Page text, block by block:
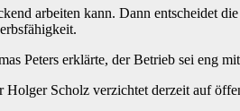
arbeiten kann. Dann entscheidet
Peters erklärte, der Betrieb sei eng
Scholz verzichtet derzeit auf